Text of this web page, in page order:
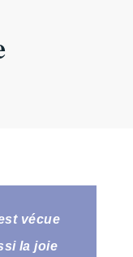
vécue
la joie